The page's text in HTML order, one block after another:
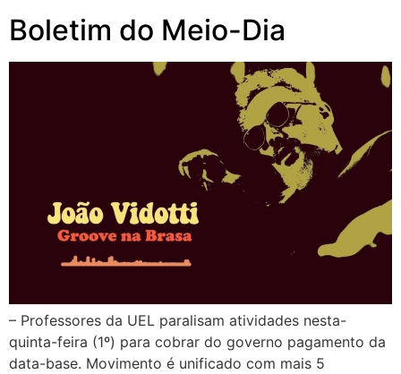
Boletim do Meio-Dia
– Professores da UEL paralisam atividades nesta-
quinta-feira (1º) para cobrar do governo pagamento da
data-base. Movimento é unificado com mais 5